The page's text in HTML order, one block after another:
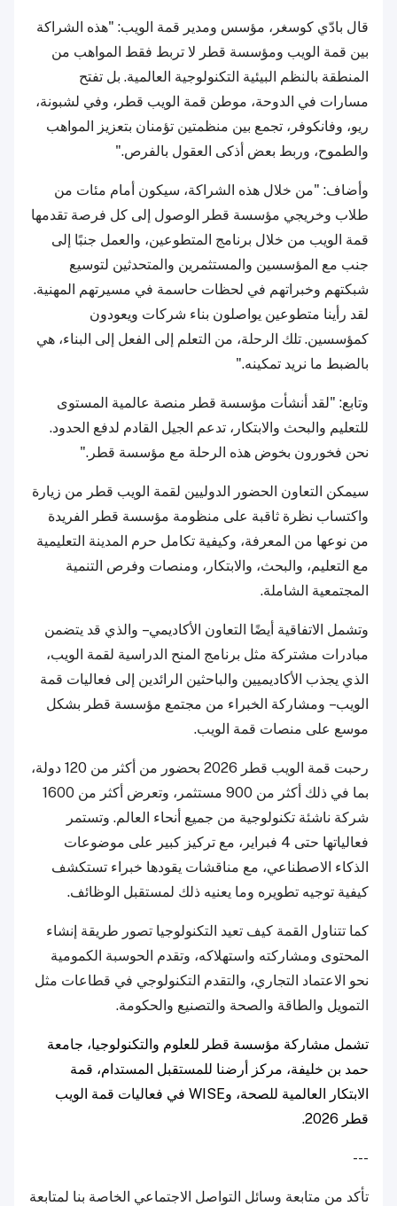
قال بادّي كوسغر، مؤسس ومدير قمة الويب: "هذه الشراكة
بين قمة الويب ومؤسسة قطر لا تربط فقط المواهب من
المنطقة بالنظم البيئية التكنولوجية العالمية. بل تفتح
مسارات في الدوحة، موطن قمة الويب قطر، وفي لشبونة،
ريو، وفانكوفر، تجمع بين منظمتين تؤمنان بتعزيز المواهب
والطموح، وربط بعض أذكى العقول بالفرص."
وأضاف: "من خلال هذه الشراكة، سيكون أمام مئات من
طلاب وخريجي مؤسسة قطر الوصول إلى كل فرصة تقدمها
قمة الويب من خلال برنامج المتطوعين، والعمل جنبًا إلى
جنب مع المؤسسين والمستثمرين والمتحدثين لتوسيع
شبكتهم وخبراتهم في لحظات حاسمة في مسيرتهم المهنية.
لقد رأينا متطوعين يواصلون بناء شركات ويعودون
كمؤسسين. تلك الرحلة، من التعلم إلى الفعل إلى البناء، هي
بالضبط ما نريد تمكينه."
وتابع: "لقد أنشأت مؤسسة قطر منصة عالمية المستوى
للتعليم والبحث والابتكار، تدعم الجيل القادم لدفع الحدود.
نحن فخورون بخوض هذه الرحلة مع مؤسسة قطر."
سيمكن التعاون الحضور الدوليين لقمة الويب قطر من زيارة
واكتساب نظرة ثاقبة على منظومة مؤسسة قطر الفريدة
من نوعها من المعرفة، وكيفية تكامل حرم المدينة التعليمية
مع التعليم، والبحث، والابتكار، ومنصات وفرص التنمية
المجتمعية الشاملة.
وتشمل الاتفاقية أيضًا التعاون الأكاديمي – والذي قد يتضمن
مبادرات مشتركة مثل برنامج المنح الدراسية لقمة الويب،
الذي يجذب الأكاديميين والباحثين الرائدين إلى فعاليات قمة
الويب – ومشاركة الخبراء من مجتمع مؤسسة قطر بشكل
موسع على منصات قمة الويب.
رحبت قمة الويب قطر 2026 بحضور من أكثر من 120 دولة،
بما في ذلك أكثر من 900 مستثمر، وتعرض أكثر من 1600
شركة ناشئة تكنولوجية من جميع أنحاء العالم. وتستمر
فعالياتها حتى 4 فبراير، مع تركيز كبير على موضوعات
الذكاء الاصطناعي، مع مناقشات يقودها خبراء تستكشف
كيفية توجيه تطويره وما يعنيه ذلك لمستقبل الوظائف.
كما تتناول القمة كيف تعيد التكنولوجيا تصور طريقة إنشاء
المحتوى ومشاركته واستهلاكه، وتقدم الحوسبة الكمومية
نحو الاعتماد التجاري، والتقدم التكنولوجي في قطاعات مثل
التمويل والطاقة والصحة والتصنيع والحكومة.
تشمل مشاركة مؤسسة قطر للعلوم والتكنولوجيا، جامعة
حمد بن خليفة، مركز أرضنا للمستقبل المستدام، قمة
الابتكار العالمية للصحة، وWISE في فعاليات قمة الويب
قطر 2026.
---
تأكد من متابعة وسائل التواصل الاجتماعي الخاصة بنا لمتابعة